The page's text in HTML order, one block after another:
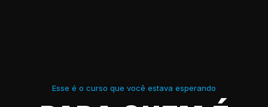
Esse é o curso que você estava esperando